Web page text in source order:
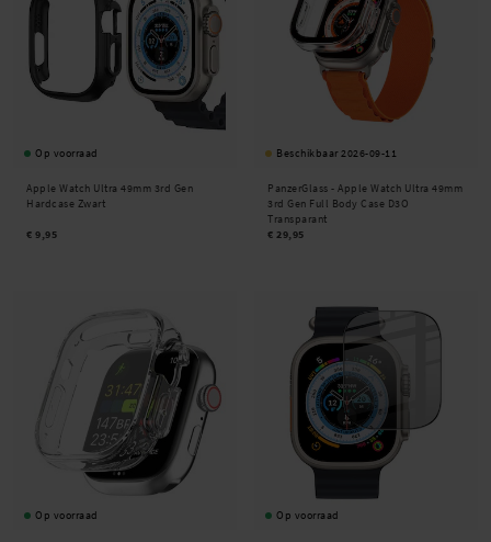
Op voorraad
Apple Watch Ultra 49mm 3rd Gen
Hardcase Zwart
€ 9,95
Beschikbaar 2026-09-11
PanzerGlass - Apple Watch Ultra 49mm
3rd Gen Full Body Case D3O
Transparant
€ 29,95
Op voorraad Op voorraad